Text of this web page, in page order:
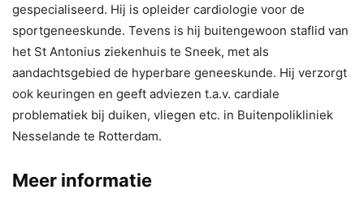
gespecialiseerd. Hij is opleider cardiologie voor de
sportgeneeskunde. Tevens is hij buitengewoon staflid van
het St Antonius ziekenhuis te Sneek, met als
aandachtsgebied de hyperbare geneeskunde. Hij verzorgt
ook keuringen en geeft adviezen t.a.v. cardiale
problematiek bij duiken, vliegen etc. in Buitenpolikliniek
Nesselande te Rotterdam.
Meer informatie